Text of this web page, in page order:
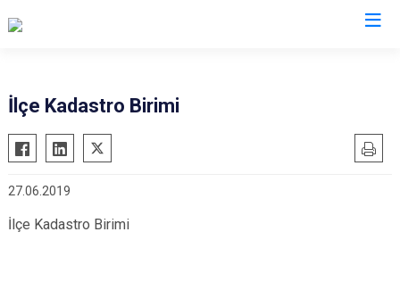
Beytüşşebap
Cizre
Güçlükonak
İdil
İlçe Kadastro Birimi
27.06.2019
İlçe Kadastro Birimi